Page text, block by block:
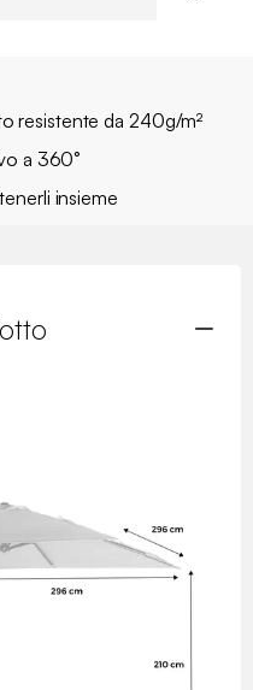
resistente da 240g/m²
a 360°
insieme